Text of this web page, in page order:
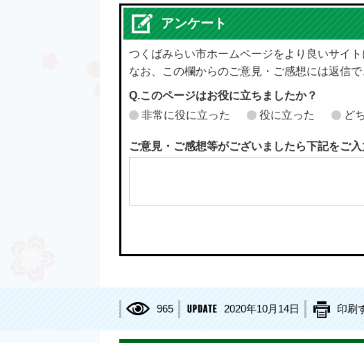
アンケート
つくばみらい市ホームページをより良いサイ
なお、この欄からのご意見・ご感想には返信
Q.このページはお役に立ちましたか？
非常に役に立った
役に立った ど
ご意見・ご感想等がございましたら下記をご入
965 2020年10月14日 印刷